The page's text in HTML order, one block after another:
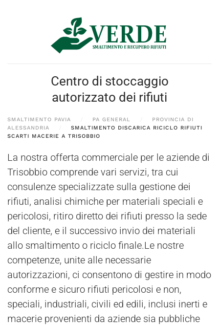
Centro di stoccaggio
autorizzato dei rifiuti
SMALTIMENTO PAVIA PA GENERAL
PROVINCIA DI
ALESSANDRIA
SMALTIMENTO DISCARICA RICICLO RIFIUTI
SCARTI MACERIE A TRISOBBIO
La nostra offerta commerciale per le aziende di
Trisobbio comprende vari servizi, tra cui
consulenze specializzate sulla gestione dei
rifiuti, analisi chimiche per materiali speciali e
pericolosi, ritiro diretto dei rifiuti presso la sede
del cliente, e il successivo invio dei materiali
allo smaltimento o riciclo finale.Le nostre
competenze, unite alle necessarie
autorizzazioni, ci consentono di gestire in modo
conforme e sicuro rifiuti pericolosi e non,
speciali, industriali, civili ed edili, inclusi inerti e
macerie provenienti da aziende sia pubbliche